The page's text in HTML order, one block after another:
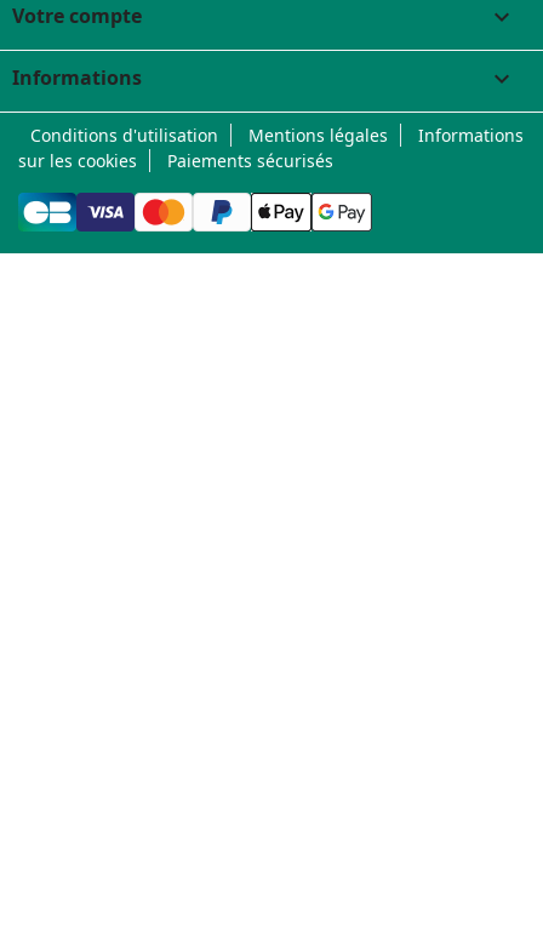
Votre compte 
Informations keyboard_arrow_down
Conditions d'utilisation Mentions légales
Informations
sur les cookies
Paiements sécurisés